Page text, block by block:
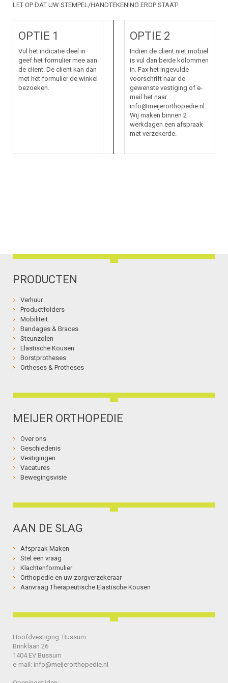
LET OP DAT UW STEMPEL/HANDTEKENING EROP STAAT!
OPTIE 1
Vul het indicatie deel in
geef het formulier mee aan
de client. De client kan dan
met het formulier de winkel
bezoeken.
OPTIE 2
Indien de client niet mobiel
is vul dan beide kolommen
in. Fax het ingevulde
voorschrift naar de
gewenste vestiging of e-
mail het naar
info@meijerorthopedie.nl.
Wij maken binnen 2
werkdagen een afspraak
met verzekerde.
PRODUCTEN
Verhuur
Productfolders
Mobiliteit
Bandages & Braces
Steunzolen
Elastische Kousen
Borstprotheses
Ortheses & Protheses
MEIJER ORTHOPEDIE
Over ons
Geschiedenis
Vestigingen
Vacatures
Bewegingsvisie
AAN DE SLAG
Afspraak Maken
Stel een vraag
Klachtenformulier
Orthopedie en uw zorgverzekeraar
Aanvraag Therapeutische Elastische Kousen
Hoofdvestiging: Bussum
Brinklaan 26
1404 EV Bussum
e-mail: info@meijerorthopedie.nl